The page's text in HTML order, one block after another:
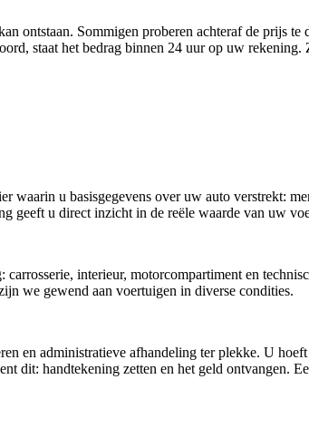
ontstaan. Sommigen proberen achteraf de prijs te
staat het bedrag binnen 24 uur op uw
u basisgegevens over uw auto verstrekt:
geeft u direct inzicht in de reële waarde van uw
interieur, motorcompartiment en
we gewend aan voertuigen in diverse condities.
en administratieve afhandeling ter plekke. U
handtekening zetten en het geld ontvangen.